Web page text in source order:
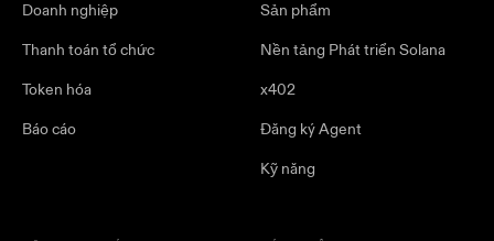
Doanh nghiệp
Thanh toán tổ chức
Token hóa
Báo cáo
Sản phẩm
Nền tảng Phát triển Solana
x402
Đăng ký Agent
Kỹ năng